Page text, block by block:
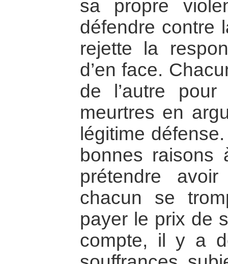
sa propre
défendre contre
rejette la
d’en face.
de l’autre
meurtres en
légitime
bonnes raisons
prétendre
chacun se
payer le prix de
compte, il y a